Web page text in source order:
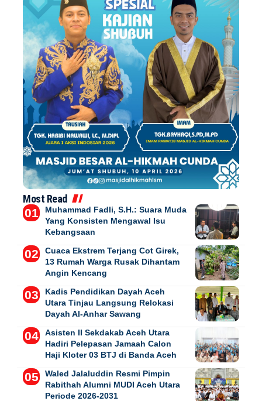
Most Read
Muhammad Fadli, S.H.: Suara Muda
Yang Konsisten Mengawal Isu
Kebangsaan
Cuaca Ekstrem Terjang Cot Girek,
13 Rumah Warga Rusak Dihantam
Angin Kencang
Kadis Pendidikan Dayah Aceh
Utara Tinjau Langsung Relokasi
Dayah Al-Anhar Sawang
Asisten II Sekdakab Aceh Utara
Hadiri Pelepasan Jamaah Calon
Haji Kloter 03 BTJ di Banda Aceh
Waled Jalaluddin Resmi Pimpin
Rabithah Alumni MUDI Aceh Utara
Periode 2026-2031